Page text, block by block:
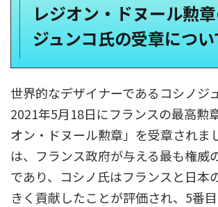
レジオン・ドヌール勲
ジュンコ氏の受章につい
世界的なデザイナーであるコシノジ
2021年5月18日にフランスの最高勲
オン・ドヌール勲章」を受章されま
は、フランス政府が与える最も権威
であり、コシノ氏はフランスと日本
きく貢献したことが評価され、5番